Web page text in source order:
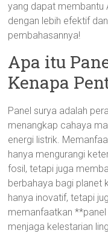
yang dapat membantu
dengan lebih efektif
pembahasannya!
Apa itu
Kenapa
Panel surya adalah
menangkap cahaya
energi listrik.
hanya mengurangi
fosil, tetapi juga
berbahaya bagi planet
hanya inovatif, tetapi
memanfaatkan
menjaga kelestarian